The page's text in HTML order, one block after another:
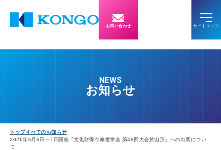
お問い合わせ
NEWS
お知らせ
トップすべてのお知らせ
2026年6月6日～7日開催『文化財保存修復学会 第48回大会於山形』への出展につい
て